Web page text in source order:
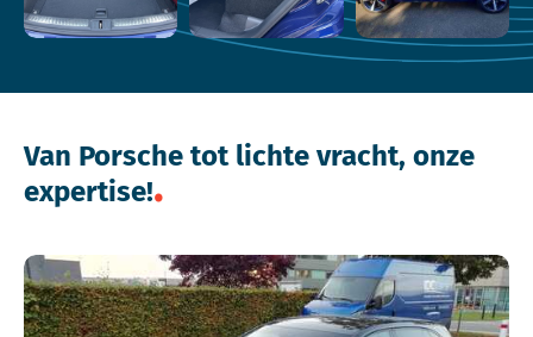
Van Porsche tot lichte vracht, onze
expertise!